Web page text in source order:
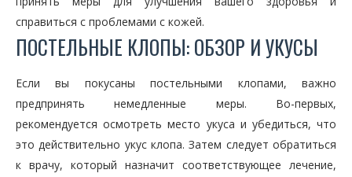
справиться с проблемами с кожей.
ПОСТЕЛЬНЫЕ КЛОПЫ: ОБЗОР И УКУСЫ
Если вы покусаны постельными клопами, важно
предпринять немедленные меры. Во-первых,
рекомендуется осмотреть место укуса и убедиться, что
это действительно укус клопа. Затем следует обратиться
к врачу, который назначит соответствующее лечение,